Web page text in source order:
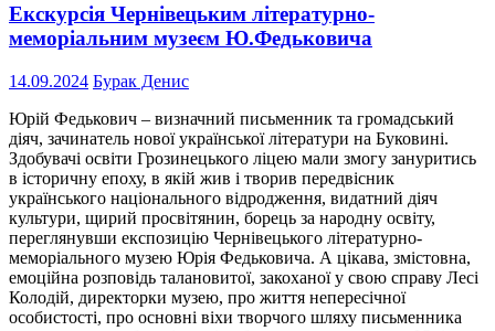
Екскурсія Чернівецьким літературно-
меморіальним музеєм Ю.Федьковича
14.09.2024 Бурак Денис
Юрій Федькович – визначний письменник та громадський
діяч, зачинатель нової української літератури на Буковині.
Здобувачі освіти Грозинецького ліцею мали змогу зануритись
в історичну епоху, в якій жив і творив передвісник
українського національного відродження, видатний діяч
культури, щирий просвітянин, борець за народну освіту,
переглянувши експозицію Чернівецького літературно-
меморіального музею Юрія Федьковича. А цікава, змістовна,
емоційна розповідь талановитої, закоханої у свою справу Лесі
Колодій, директорки музею, про життя непересічної
особистості, про основні віхи творчого шляху письменника